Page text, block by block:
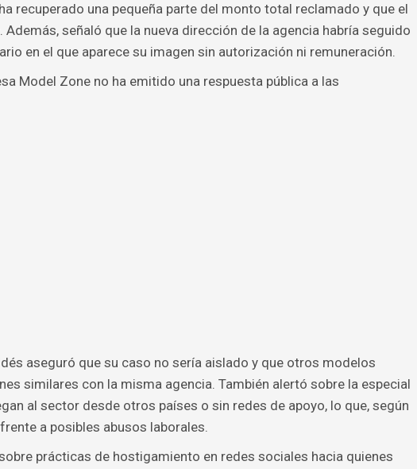
recuperado una pequeña parte del monto total reclamado y que el
señaló que la nueva dirección de la agencia habría seguido
en el que aparece su imagen sin autorización ni remuneración.
Model Zone no ha emitido una respuesta pública a las
aseguró que su caso no sería aislado y que otros modelos
similares con la misma agencia. También alertó sobre la especial
al sector desde otros países o sin redes de apoyo, lo que, según
a posibles abusos laborales.
prácticas de hostigamiento en redes sociales hacia quienes